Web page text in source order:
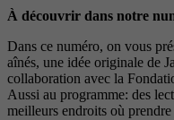
À découvrir dans notre
Dans ce numéro, on vous
aînés, une idée originale de
collaboration avec la
Aussi au programme: des
meilleurs endroits où